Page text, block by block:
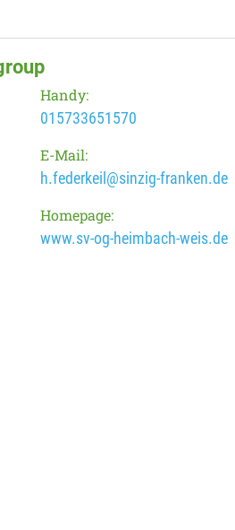
Handy:
015733651570
E-Mail:
h.federkeil@sinzig-franken.de
Homepage:
www.sv-og-heimbach-weis.de